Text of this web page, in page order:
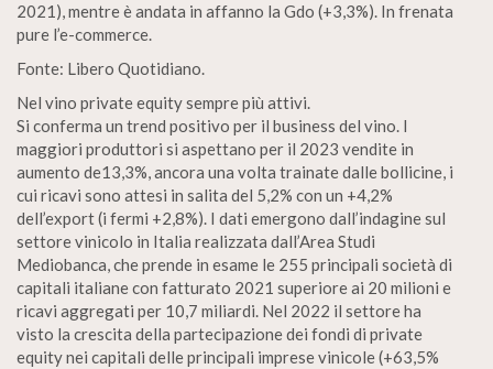
2021), mentre è andata in affanno la Gdo (+3,3%). In frenata
pure l’e-commerce.
Fonte: Libero Quotidiano.
Nel vino private equity sempre più attivi.
Si conferma un trend positivo per il business del vino. I
maggiori produttori si aspettano per il 2023 vendite in
aumento de13,3%, ancora una volta trainate dalle bollicine, i
cui ricavi sono attesi in salita del 5,2% con un +4,2%
dell’export (i fermi +2,8%). I dati emergono dall’indagine sul
settore vinicolo in Italia realizzata dall’Area Studi
Mediobanca, che prende in esame le 255 principali società di
capitali italiane con fatturato 2021 superiore ai 20 milioni e
ricavi aggregati per 10,7 miliardi. Nel 2022 il settore ha
visto la crescita della partecipazione dei fondi di private
equity nei capitali delle principali imprese vinicole (+63,5%